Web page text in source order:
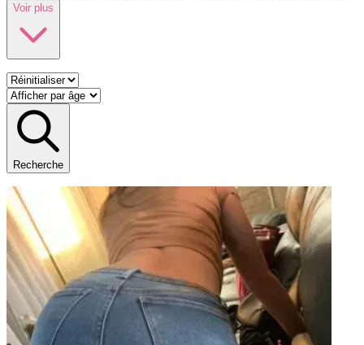
Voir plus
Recherche